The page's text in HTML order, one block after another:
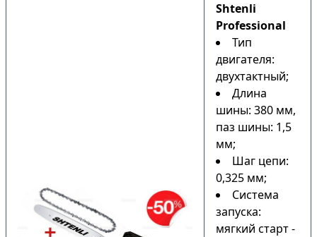
Shtenli
Professional
Тип
двигателя:
двухтактный;
Длина
шины: 380 мм,
паз шины: 1,5
мм;
Шаг цепи:
0,325 мм;
Система
запуска:
мягкий старт -